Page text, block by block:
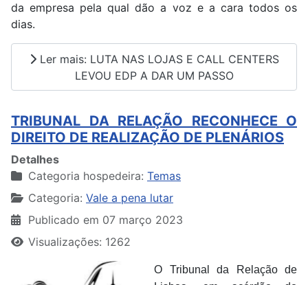
da empresa pela qual dão a voz e a cara todos os
dias.
Ler mais: LUTA NAS LOJAS E CALL CENTERS
LEVOU EDP A DAR UM PASSO
TRIBUNAL DA RELAÇÃO RECONHECE O
DIREITO DE REALIZAÇÃO DE PLENÁRIOS
Detalhes
Categoria hospedeira: Temas
Categoria: Vale a pena lutar
Publicado em 07 março 2023
Visualizações: 1262
O Tribunal da Relação de